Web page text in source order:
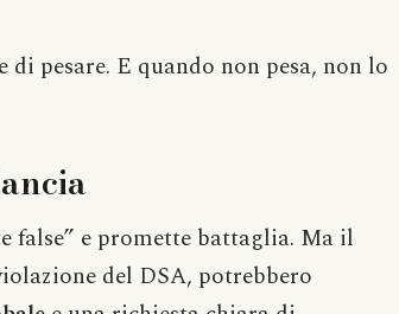
pesare. E quando non pesa, non lo
false” e promette battaglia. Ma il
del DSA, potrebbero